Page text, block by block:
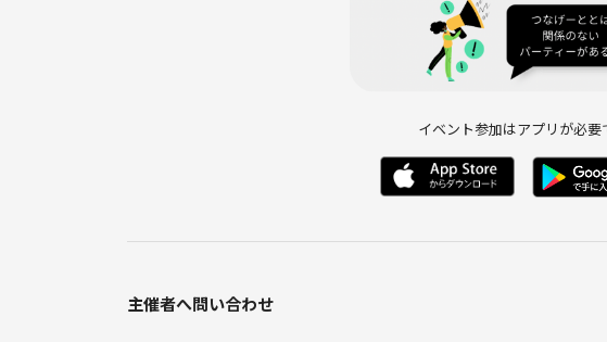
イベント参加はアプリが必要
主催者へ問い合わせ